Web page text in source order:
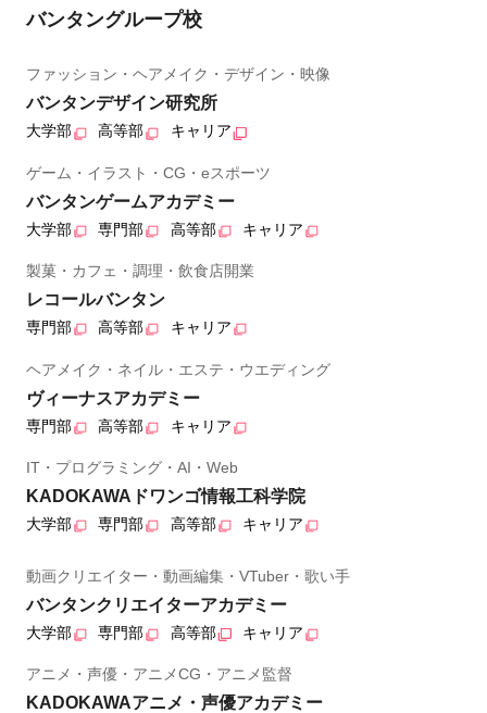
バンタングループ校
ファッション・ヘアメイク・デザイン・映像
バンタンデザイン研究所
大学部 高等部 キャリア
ゲーム・イラスト・CG・eスポーツ
バンタンゲームアカデミー
大学部 専門部 高等部 キャリア
製菓・カフェ・調理・飲食店開業
レコールバンタン
専門部 高等部 キャリア
ヘアメイク・ネイル・エステ・ウエディング
ヴィーナスアカデミー
専門部 高等部 キャリア
IT・プログラミング・AI・Web
KADOKAWAドワンゴ情報工科学院
大学部 専門部 高等部 キャリア
動画クリエイター・動画編集・VTuber・歌い手
バンタンクリエイターアカデミー
大学部 専門部 高等部 キャリア
アニメ・声優・アニメCG・アニメ監督
KADOKAWAアニメ・声優アカデミー